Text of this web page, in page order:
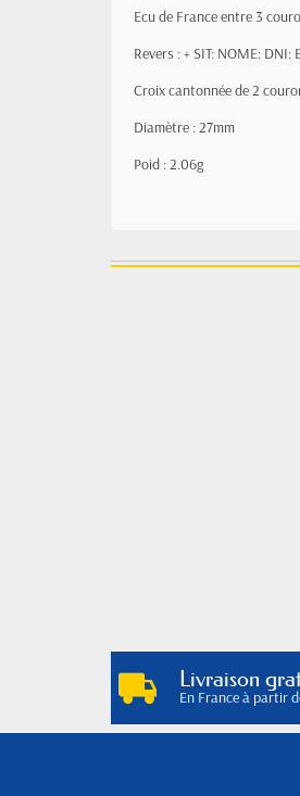
Ecu de France entre 3
Revers :+ SIT: NOME: DNI:
Croix cantonnée de 2
Diamètre : 27mm
Poid : 2.06g
Livraison
En France à partir